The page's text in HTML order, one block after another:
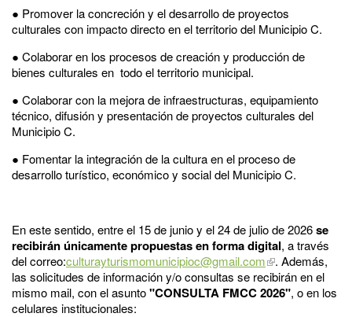
● Promover la concreción y el desarrollo de proyectos
culturales con impacto directo en el territorio del Municipio C.
● Colaborar en los procesos de creación y producción de
bienes culturales en todo el territorio municipal.
● Colaborar con la mejora de infraestructuras, equipamiento
técnico, difusión y presentación de proyectos culturales del
Municipio C.
● Fomentar la integración de la cultura en el proceso de
desarrollo turístico, económico y social del Municipio C.
En este sentido, entre el 15 de junio y el 24 de julio de 2026se
recibirán únicamente propuestas en forma digital, a través
del correo:culturayturismomunicipioc@gmail.com
. Además,
las solicitudes de información y/o consultas se recibirán en el
mismo mail, con el asunto"CONSULTA FMCC 2026", o en los
celulares institucionales: